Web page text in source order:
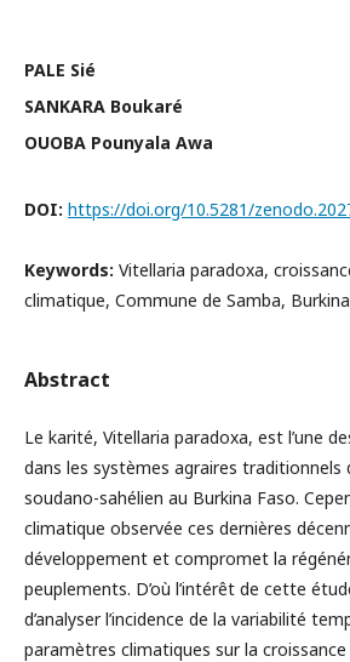
PALE Sié
SANKARA Boukaré
OUOBA Pounyala Awa
DOI: https://doi.org/10.5281/
Keywords: Vitellaria paradoxa,
climatique, Commune de Samba,
Abstract
Le karité, Vitellaria paradoxa, est l’une
dans les systèmes agraires traditionnels
soudano-sahélien au Burkina Faso.
climatique observée ces dernières
développement et compromet la
peuplements. D’où l’intérêt de cette
d’analyser l’incidence de la variabilité
paramètres climatiques sur la croissance